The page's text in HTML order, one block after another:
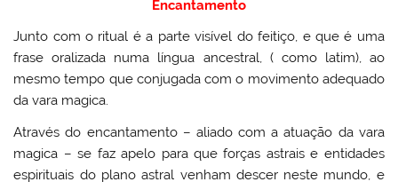
Encantamento
Junto com o ritual é a parte visível do feitiço, e que é uma
frase oralizada numa língua ancestral, ( como latim), ao
mesmo tempo que conjugada com o movimento adequado
da vara magica.
Através do encantamento – aliado com a atuação da vara
magica – se faz apelo para que forças astrais e entidades
espirituais do plano astral venham descer neste mundo, e